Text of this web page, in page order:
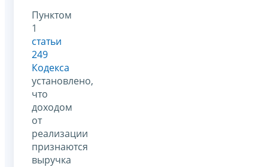
Пунктом
1
статьи
249
Кодекса
установлено,
что
доходом
от
реализации
признаются
выручка